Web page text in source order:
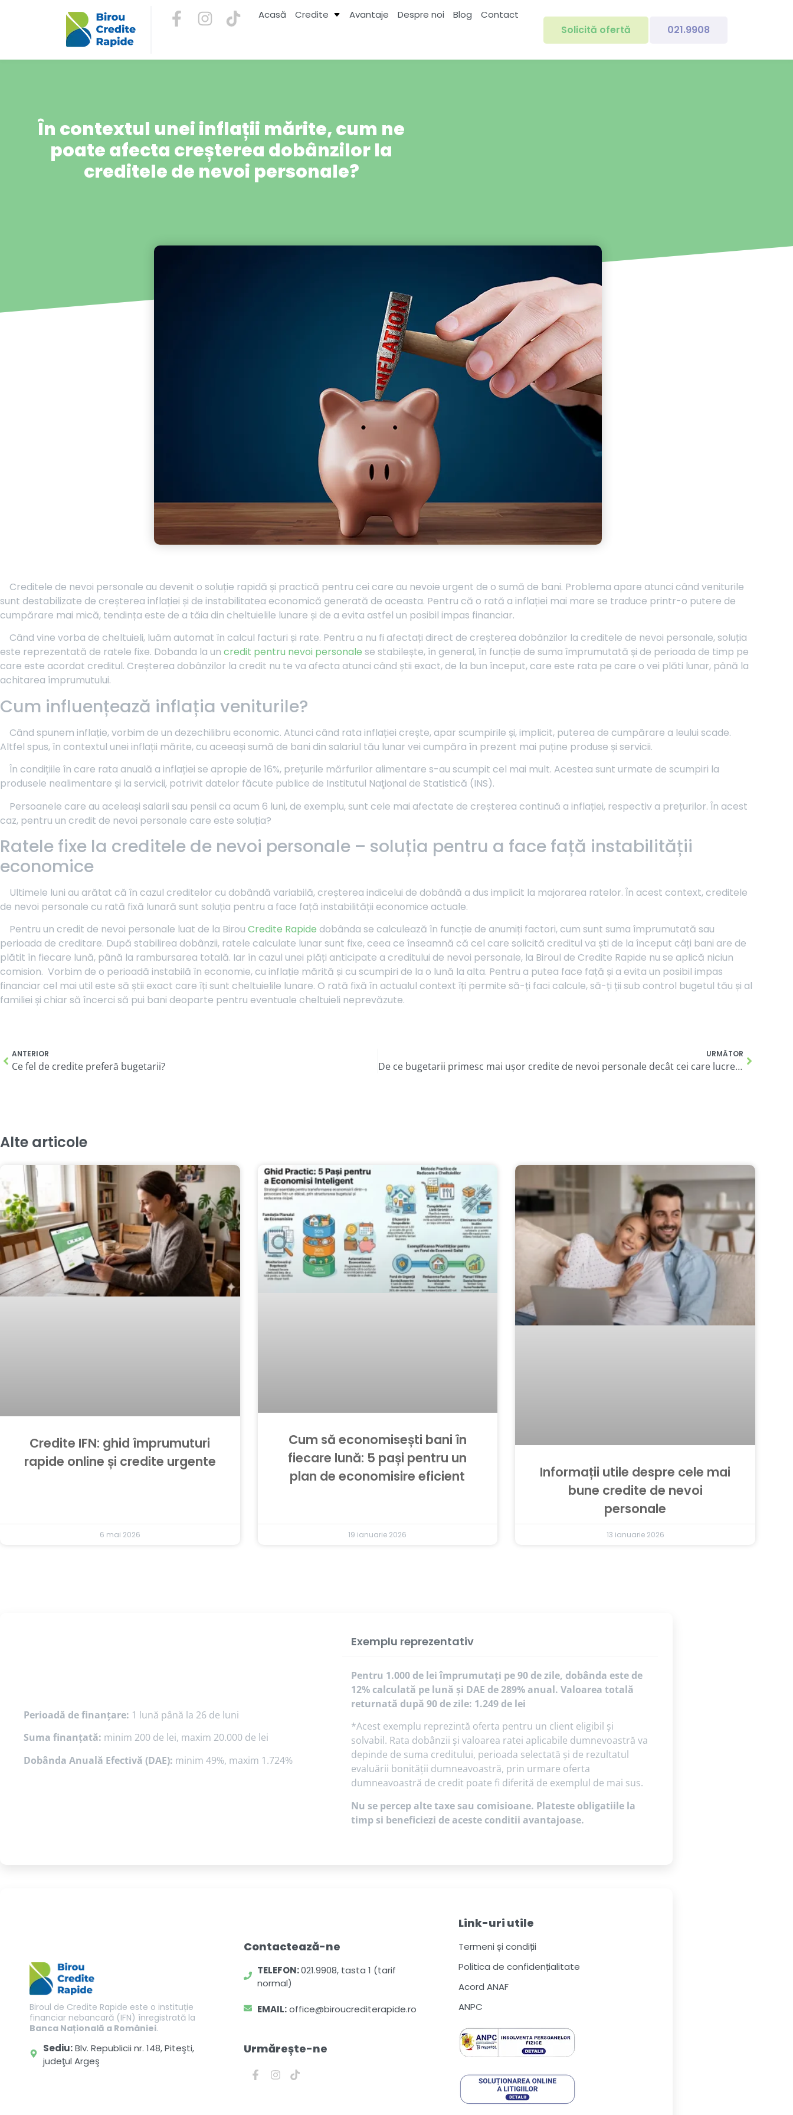
Acasă Credite Avantaje Despre noi Blog Contact
Solicită ofertă 021.9908
În contextul unei inflații mărite, cum ne
poate afecta creșterea dobânzilor la
creditele de nevoi personale?
Creditele de nevoi personale au devenit o soluție rapidă și practică pentru cei care au nevoie urgent de o sumă de bani. Problema apare atunci când veniturile
sunt destabilizate de creșterea inflației și de instabilitatea economică generată de aceasta. Pentru că o rată a inflației mai mare se traduce printr-o putere de
cumpărare mai mică, tendința este de a tăia din cheltuielile lunare și de a evita astfel un posibil impas financiar.
Când vine vorba de cheltuieli, luăm automat în calcul facturi și rate. Pentru a nu fi afectați direct de creșterea dobânzilor la creditele de nevoi personale, soluția
este reprezentată de ratele fixe. Dobanda la un credit pentru nevoi personale se stabilește, în general, în funcție de suma împrumutată și de perioada de timp pe
care este acordat creditul. Creșterea dobânzilor la credit nu te va afecta atunci când știi exact, de la bun început, care este rata pe care o vei plăti lunar, până la
achitarea împrumutului.
Cum influențează inflația veniturile?
Când spunem inflație, vorbim de un dezechilibru economic. Atunci când rata inflației crește, apar scumpirile și, implicit, puterea de cumpărare a leului scade.
Altfel spus, în contextul unei inflații mărite, cu aceeași sumă de bani din salariul tău lunar vei cumpăra în prezent mai puține produse și servicii.
În condițiile în care rata anuală a inflației se apropie de 16%, prețurile mărfurilor alimentare s-au scumpit cel mai mult. Acestea sunt urmate de scumpiri la
produsele nealimentare și la servicii, potrivit datelor făcute publice de Institutul Naţional de Statistică (INS).
Persoanele care au aceleași salarii sau pensii ca acum 6 luni, de exemplu, sunt cele mai afectate de creșterea continuă a inflației, respectiv a prețurilor. În acest
caz, pentru un credit de nevoi personale care este soluția?
Ratele fixe la creditele de nevoi personale – soluția pentru a face față instabilității
economice
Ultimele luni au arătat că în cazul creditelor cu dobândă variabilă, creșterea indicelui de dobândă a dus implicit la majorarea ratelor. În acest context, creditele
de nevoi personale cu rată fixă lunară sunt soluția pentru a face față instabilității economice actuale.
Pentru un credit de nevoi personale luat de la Birou Credite Rapide dobânda se calculează în funcție de anumiți factori, cum sunt suma împrumutată sau
perioada de creditare. După stabilirea dobânzii, ratele calculate lunar sunt fixe, ceea ce înseamnă că cel care solicită creditul va ști de la început câți bani are de
plătit în fiecare lună, până la rambursarea totală. Iar în cazul unei plăți anticipate a creditului de nevoi personale, la Biroul de Credite Rapide nu se aplică niciun
comision. Vorbim de o perioadă instabilă în economie, cu inflație mărită și cu scumpiri de la o lună la alta. Pentru a putea face față și a evita un posibil impas
financiar cel mai util este să știi exact care îți sunt cheltuielile lunare. O rată fixă în actualul context îți permite să-ți faci calcule, să-ți ții sub control bugetul tău și al
familiei și chiar să încerci să pui bani deoparte pentru eventuale cheltuieli neprevăzute.
ANTERIOR
Ce fel de credite preferă bugetarii?
URMĂTOR
De ce bugetarii primesc mai ușor credite de nevoi personale decât cei care lucrează în mediul privat?
Alte articole
Credite IFN: ghid împrumuturi
rapide online și credite urgente
6 mai 2026
Cum să economisești bani în
fiecare lună: 5 pași pentru un
plan de economisire eficient
19 ianuarie 2026
Informații utile despre cele mai
bune credite de nevoi
personale
13 ianuarie 2026
Perioadă de finanțare: 1 lună până la 26 de luni
Suma finanțată: minim 200 de lei, maxim 20.000 de lei
Dobânda Anuală Efectivă (DAE): minim 49%, maxim 1.724%
Exemplu reprezentativ
Pentru 1.000 de lei împrumutați pe 90 de zile, dobânda este de
12% calculată pe lună și DAE de 289% anual. Valoarea totală
returnată după 90 de zile: 1.249 de lei
*Acest exemplu reprezintă oferta pentru un client eligibil și
solvabil. Rata dobânzii și valoarea ratei aplicabile dumnevoastră va
depinde de suma creditului, perioada selectată și de rezultatul
evaluării bonității dumneavoastră, prin urmare oferta
dumneavoastră de credit poate fi diferită de exemplul de mai sus.
Nu se percep alte taxe sau comisioane. Plateste obligatiile la
timp si beneficiezi de aceste conditii avantajoase.
Biroul de Credite Rapide este o instituție
financiar nebancară (IFN) înregistrată la
Banca Națională a României.
Sediu:Blv. Republicii nr. 148, Piteşti,
judeţul Argeş
Contactează-ne
TELEFON:021.9908, tasta 1 (tarif
normal)
EMAIL:office@biroucrediterapide.ro
Urmărește-ne
Link-uri utile
Termeni și condiții
Politica de confidențialitate
Acord ANAF
ANPC